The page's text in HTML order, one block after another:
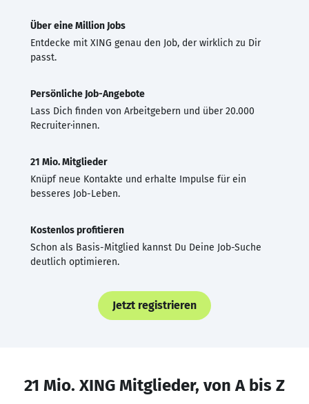
Über eine Million Jobs
Entdecke mit XING genau den Job, der wirklich zu Dir
passt.
Persönliche Job-Angebote
Lass Dich finden von Arbeitgebern und über 20.000
Recruiter·innen.
21 Mio. Mitglieder
Knüpf neue Kontakte und erhalte Impulse für ein
besseres Job-Leben.
Kostenlos profitieren
Schon als Basis-Mitglied kannst Du Deine Job-Suche
deutlich optimieren.
Jetzt registrieren
21 Mio. XING Mitglieder, von A bis Z